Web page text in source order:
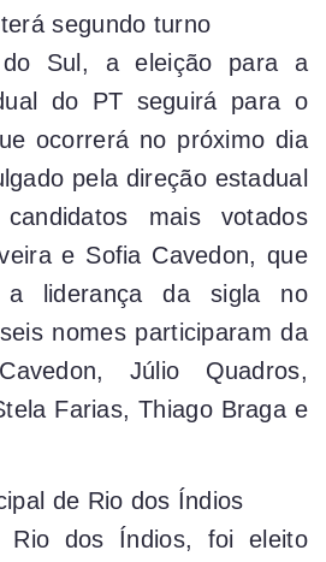
segundo turno
Sul, a eleição para a
do PT seguirá para o
ocorrerá no próximo dia
pela direção estadual
mais votados
e Sofia Cavedon, que
a liderança da sigla no
nomes participaram da
Júlio Quadros,
Farias, Thiago Braga e
de Rio dos Índios
Rio dos Índios, foi eleito